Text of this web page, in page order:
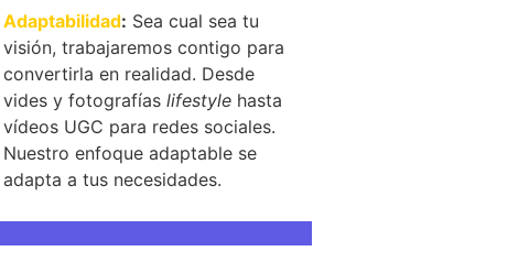
Adaptabilidad: Sea cual sea tu
visión, trabajaremos contigo para
convertirla en realidad. Desde
vides y fotografías lifestyle hasta
vídeos UGC para redes sociales.
Nuestro enfoque adaptable se
adapta a tus necesidades.